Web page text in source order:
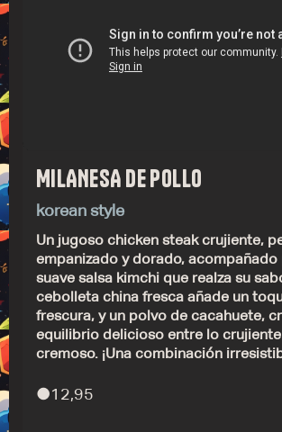
MILANESA DE POLLO
korean style
Un jugoso chicken steak crujiente,
empanizado y dorado, acompañado
suave salsa kimchi que realza su
cebolleta china fresca añade un
frescura, y un polvo de cacahuete,
equilibrio delicioso entre lo
cremoso. ¡Una combinación
●12,95